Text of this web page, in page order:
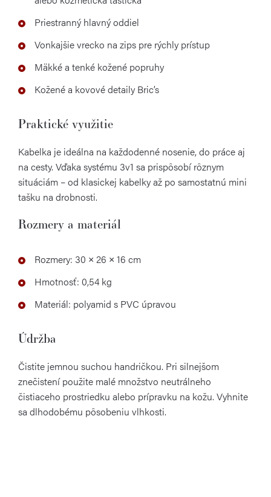
Priestranný hlavný oddiel
Vonkajšie vrecko na zips pre rýchly prístup
Mäkké a tenké kožené popruhy
Kožené a kovové detaily Bric’s
Praktické využitie
Kabelka je ideálna na každodenné nosenie, do práce aj
na cesty. Vďaka systému 3v1 sa prispôsobí rôznym
situáciám – od klasickej kabelky až po samostatnú mini
tašku na drobnosti.
Rozmery a materiál
Rozmery: 30 × 26 × 16 cm
Hmotnosť: 0,54 kg
Materiál: polyamid s PVC úpravou
Údržba
Čistite jemnou suchou handričkou. Pri silnejšom
znečistení použite malé množstvo neutrálneho
čistiaceho prostriedku alebo prípravku na kožu. Vyhnite
sa dlhodobému pôsobeniu vlhkosti.